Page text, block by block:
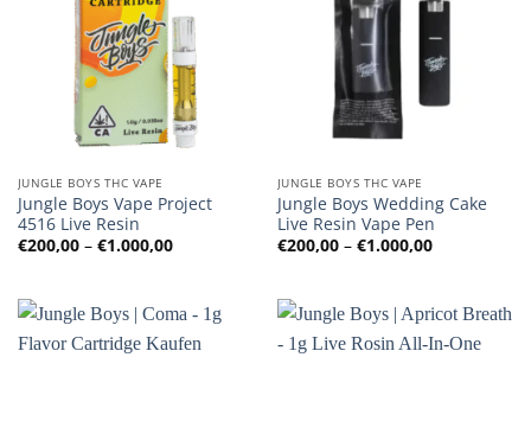
JUNGLE BOYS THC VAPE
Jungle Boys Vape Project
4516 Live Resin
€200,00 – €1.000,00Preisspanne:
€200,00
JUNGLE BOYS THC VAPE
Jungle Boys Wedding Cake
Live Resin Vape Pen
€200,00 – €1.000,00
€200,00